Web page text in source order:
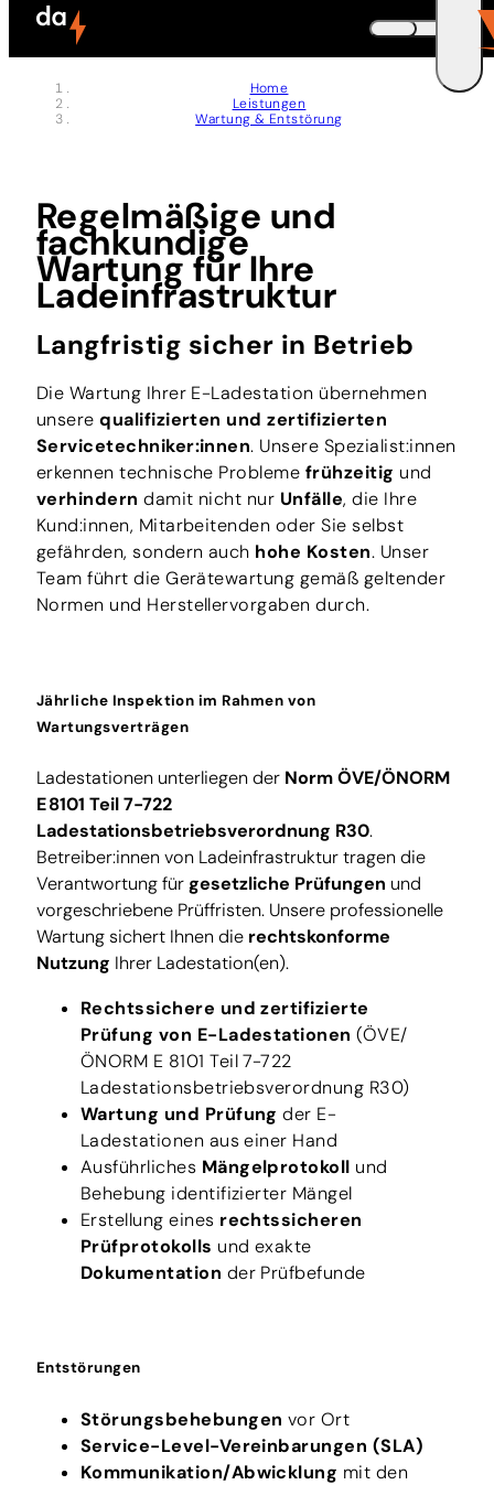
Zum Header springen (
Zum Inhalt springen (
Zum Footer springen (
zur Navigation springen (
zur Suche springen (
Barrierefreiheits-Widget öffnen ( + 6)
Zur Barrierefreiheitserklaerung ( + 7)
DEUTSCH
Home
Leistungen
Wartung & Entstörung
Regelmäßige und
fachkundige
Wartung für Ihre
Ladeinfrastruktur
Langfristig sicher in Betrieb
Die Wartung Ihrer E-Ladestation übernehmen
unserequalifizierten und zertifizierten
Servicetechniker:innen. Unsere Spezialist:innen
erkennen technische Probleme frühzeitig und
verhindern damit nicht nur Unfälle, die Ihre
Kund:innen, Mitarbeitenden oder Sie selbst
gefährden, sondern auch hohe Kosten. Unser
Team führt die Gerätewartung gemäß geltender
Normen und Herstellervorgaben durch.
Jährliche Inspektion im Rahmen von
Wartungsverträgen
Ladestationen unterliegen der Norm ÖVE/ÖNORM
E 8101 Teil 7-722
Ladestationsbetriebsverordnung R30.
Betreiber:innen von Ladeinfrastruktur tragen die
Verantwortung fürgesetz­liche Prüfungen und
vorgeschriebene Prüffristen. Unsere professionelle
Wartung sichert Ihnen die rechtskonforme
Nutzung Ihrer Ladestation(en).
Rechtssichere und zertifizierte
Prüfung von E-Ladestationen(ÖVE/
ÖNORM E 8101 Teil 7-722
Ladestationsbetriebs­verordnung R30)
Wartung und Prüfung der E-
Ladestationen aus einer Hand
Ausführliches Mängelprotokoll und
Behebung identifizierter Mängel
Erstellung eines rechtssicheren
Prüfprotokolls und exakte
Dokumentation der Prüfbefunde
Entstörungen
Störungsbehebungen vor Ort
Service-Level-Vereinbarungen (SLA)
Kommunikation/Abwicklung mit den